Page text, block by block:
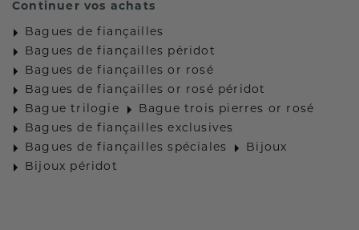
Continuer vos achats
Bagues de fiançailles
Bagues de fiançailles péridot
Bagues de fiançailles or rosé
Bagues de fiançailles or rosé péridot
Bague trilogie
Bague trois pierres or rosé
Bagues de fiançailles exclusives
Bagues de fiançailles spéciales
Bijoux
Bijoux péridot